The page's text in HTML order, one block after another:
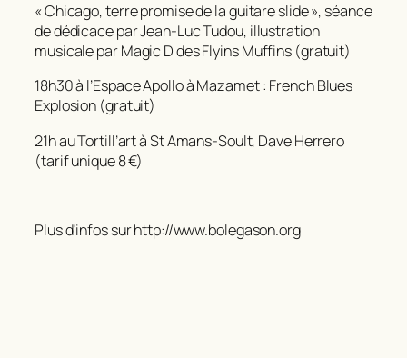
« Chicago, terre promise de la guitare slide », séance
de dédicace par Jean-Luc Tudou, illustration
musicale par Magic D des Flyins Muffins (gratuit)
18h30 à l’Espace Apollo à Mazamet : French Blues
Explosion (gratuit)
21h au Tortill’art à St Amans-Soult, Dave Herrero
(tarif unique 8 €)
Plus d’infos sur http://www.bolegason.org